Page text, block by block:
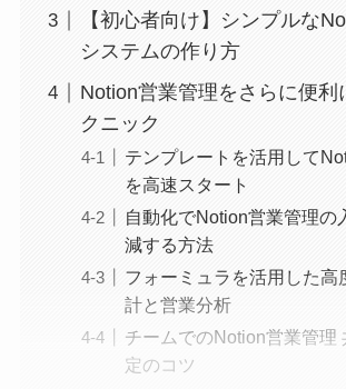
【初心者向け】シンプルな
システムの作り方
Notion営業管理をさらに便利
クニック
テンプレートを活用して
を高速スタート
自動化でNotion営業管理の
減する方法
フォーミュラを活用した高
計と営業分析
チームでのNotion営業管理
定のコツ